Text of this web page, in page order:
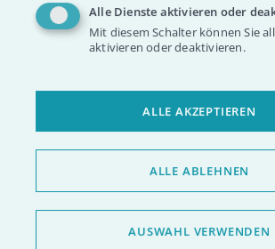
UNSER AKTIONSTEAM
Alle Dienste aktivieren oder
Mit diesem Schalter können Sie
aktivieren oder deaktivieren.
ALLE ABLEHNEN
AUSWAHL VERWENDEN
ALLE AKZEPTIEREN